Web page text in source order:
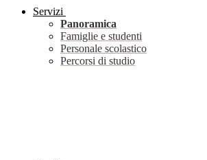
Servizi
Panoramica
Famiglie e studenti
Personale scolastico
Percorsi di studio